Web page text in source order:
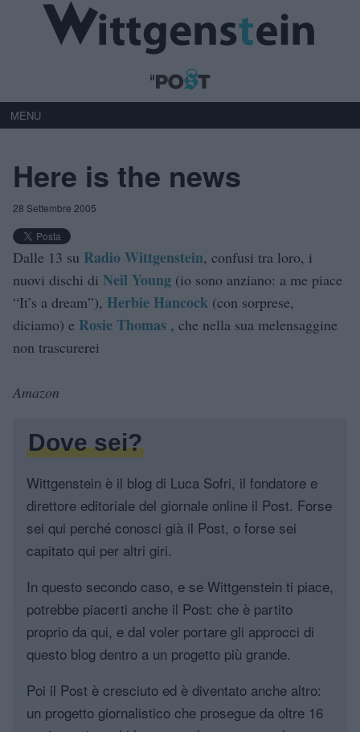
MENU
Here is the news
28 Settembre 2005
Dalle 13 su Radio Wittgenstein, confusi tra loro, i
nuovi dischi di Neil Young (io sono anziano: a me piace
“It’s a dream”), Herbie Hancock (con sorprese,
diciamo) e Rosie Thomas , che nella sua melensaggine
non trascurerei
Amazon
Dove sei?
Wittgenstein è il blog di Luca Sofri, il fondatore e
direttore editoriale del giornale online il Post. Forse
sei qui perché conosci già il Post, o forse sei
capitato qui per altri giri.
In questo secondo caso, e se Wittgenstein ti piace,
potrebbe piacerti anche il Post: che è partito
proprio da qui, e dal voler portare gli approcci di
questo blog dentro a un progetto più grande.
Poi il Post è cresciuto ed è diventato anche altro:
un progetto giornalistico che prosegue da oltre 16